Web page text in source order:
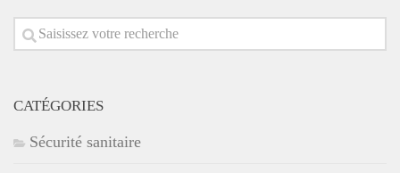
CATÉGORIES
Sécurité sanitaire